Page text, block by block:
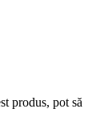
produs, pot să